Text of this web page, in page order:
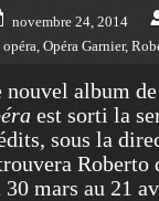
novembre 24, 2014
opéra, Opéra Garnier,
nouvel album
est sorti la
sous la
Roberto
30 mars au 21